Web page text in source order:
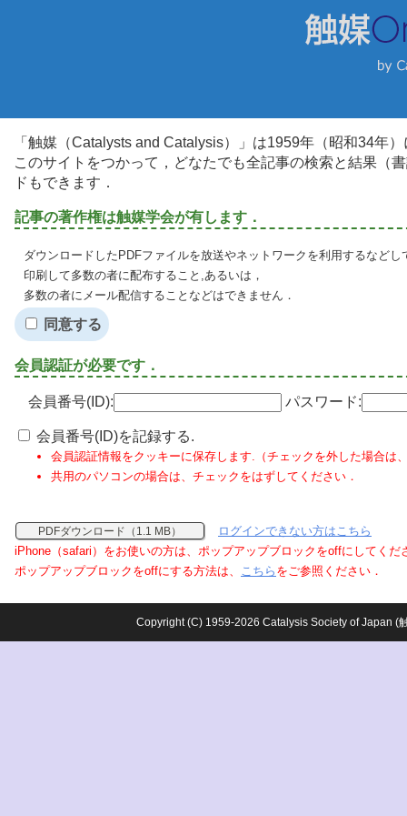
「触媒（Catalysts and Catalysis）」は1959年（昭和34年
このサイトをつかって，どなたでも全記事の検索と結果（
ドもできます．
記事の著作権は触媒学会が有します．
ダウンロードしたPDFファイルを放送やネットワークを利用するなど
印刷して多数の者に配布すること,あるいは，
多数の者にメール配信することなどはできません．
同意する
会員認証が必要です．
会員番号(ID): パスワード:
会員番号(ID)を記録する.
会員認証情報をクッキーに保存します.（チェックを外した場合は
共用のパソコンの場合は、チェックをはずしてください．
PDFダウンロード（1.1 MB）
ログインできない方はこちら
iPhone（safari）をお使いの方は、ポップアップブロックをoffにしてくだ
ポップアップブロックをoffにする方法は、 こちら をご参照ください．
Copyright (C) 1959-2026 Catalysis Society of Japan (